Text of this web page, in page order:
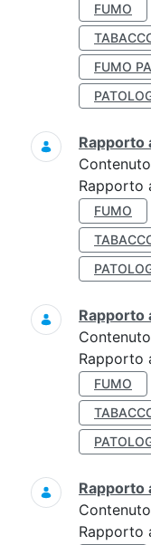
FUMO
FUMO
Rapporto
Rapporto
FUMO
Rapporto
Rapporto
FUMO
Rapporto
Rapporto